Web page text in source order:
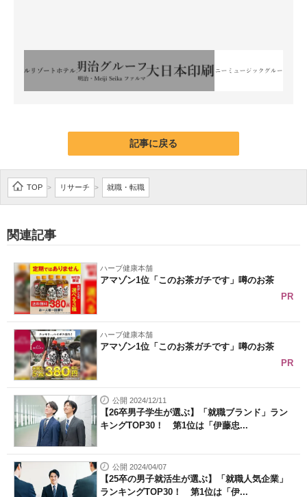
記事に戻る
TOP > リサーチ > 就職・転職
関連記事
ハーブ健康本舗
アマゾン1位「このお茶ガチです」噂のお茶
PR
ハーブ健康本舗
アマゾン1位「このお茶ガチです」噂のお茶
PR
公開 2024/12/11
【26卒男子学生が選ぶ】「就職ブランド」ラン
キングTOP30！ 第1位は「伊藤忠...
公開 2024/04/07
【25卒の男子就活生が選ぶ】「就職人気企業」
ランキングTOP30！ 第1位は「伊...